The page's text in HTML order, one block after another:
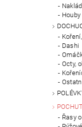
Houby
Dashi
Octy,
Řasy